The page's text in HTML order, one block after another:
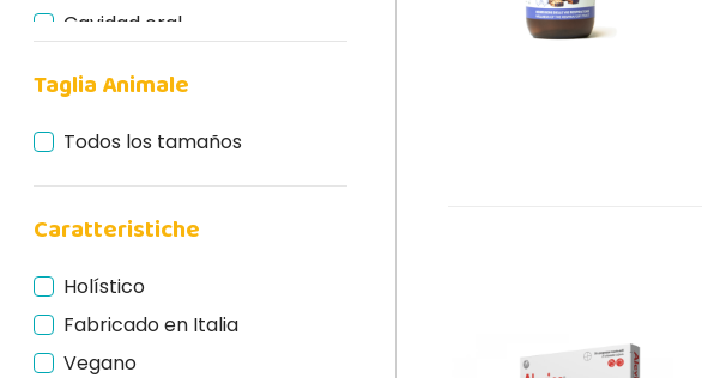
Cavidad oral
Trastornos gastrointestinales
Taglia Animale
Todos los tamaños
Caratteristiche
Holístico
Fabricado en Italia
Vegano